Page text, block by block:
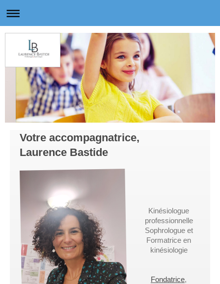
Votre accompagnatrice,
Laurence Bastide
Kinésiologue
professionnelle
Sophrologue et
Formatrice en
kinésiologie
Fondatrice,